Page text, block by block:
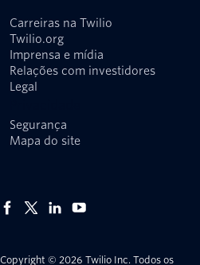
Carreiras na Twilio
Twilio.org
Imprensa e mídia
Relações com investidores
Legal
Segurança
Mapa do site
Copyright © 2026 Twilio Inc. Todos os